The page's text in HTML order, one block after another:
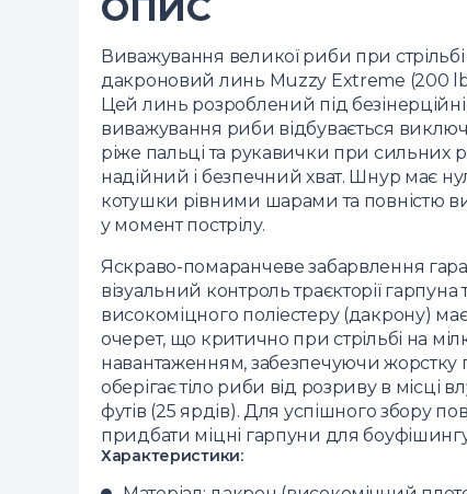
Виважування великої риби при
дакроновий линь Muzzy Extreme (200
Цей линь розроблений під
виважування риби відбувається
ріже пальці та рукавички при сильних
надійний і безпечний хват. Шнур має
котушки рівними шарами та повністю
у момент пострілу.
Яскраво-помаранчеве забарвлення
візуальний контроль траєкторії
високоміцного поліестеру (дакрону)
очерет, що критично при стрільбі на
навантаженням, забезпечуючи жорстку
оберігає тіло риби від розриву в
футів (25 ярдів). Для успішного збору
придбати міцні гарпуни для
Характеристики: